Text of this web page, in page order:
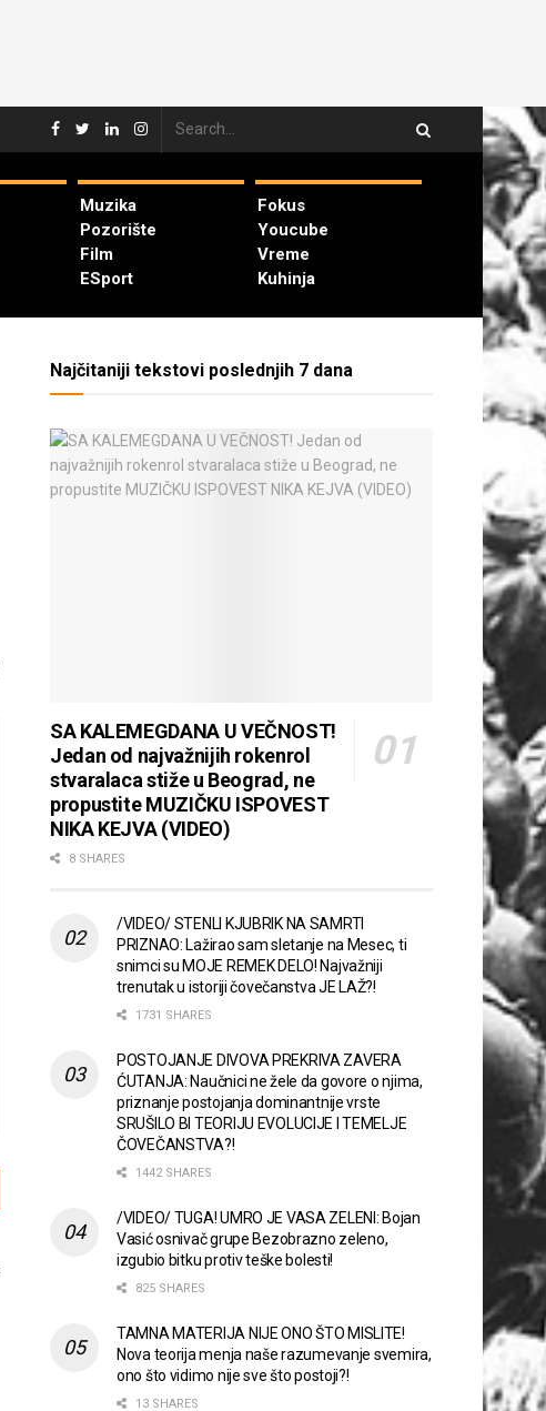
Muzika
Pozorište
Film
ESport
Fokus
Youcube
Vreme
Kuhinja
Najčitaniji tekstovi poslednjih 7 dana
SA KALEMEGDANA U VEČNOST!
Jedan od najvažnijih rokenrol
stvaralaca stiže u Beograd, ne
propustite MUZIČKU ISPOVEST
NIKA KEJVA (VIDEO)
8 SHARES
/VIDEO/ STENLI KJUBRIK NA SAMRTI
PRIZNAO: Lažirao sam sletanje na Mesec, ti
snimci su MOJE REMEK DELO! Najvažniji
trenutak u istoriji čovečanstva JE LAŽ?!
1731 SHARES
POSTOJANJE DIVOVA PREKRIVA ZAVERA
ĆUTANJA: Naučnici ne žele da govore o njima,
priznanje postojanja dominantnije vrste
SRUŠILO BI TEORIJU EVOLUCIJE I TEMELJE
ČOVEČANSTVA?!
1442 SHARES
/VIDEO/ TUGA! UMRO JE VASA ZELENI: Bojan
Vasić osnivač grupe Bezobrazno zeleno,
izgubio bitku protiv teške bolesti!
825 SHARES
TAMNA MATERIJA NIJE ONO ŠTO MISLITE!
Nova teorija menja naše razumevanje svemira,
ono što vidimo nije sve što postoji?!
13 SHARES